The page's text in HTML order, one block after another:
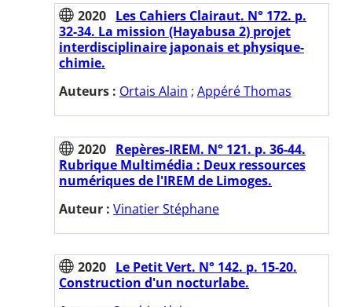
2020 Les Cahiers Clairaut. N° 172. p.
32-34. La mission (Hayabusa 2) projet
interdisciplinaire japonais et physique-
chimie.
Auteurs : Ortais Alain ; Appéré Thomas
2020 Repères-IREM. N° 121. p. 36-44.
Rubrique Multimédia : Deux ressources
numériques de l'IREM de Limoges.
Auteur : Vinatier Stéphane
2020 Le Petit Vert. N° 142. p. 15-20.
Construction d'un nocturlabe.